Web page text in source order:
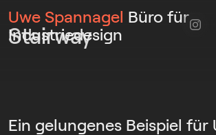
Uwe Spannagel Büro für
Industriedesign
Stairway
Ein gelungenes Beispiel für